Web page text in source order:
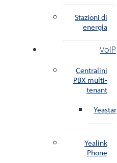
Stazioni di
energia
VoIP
Centralini
PBX multi-
tenant
Yeastar
Yealink
Phone